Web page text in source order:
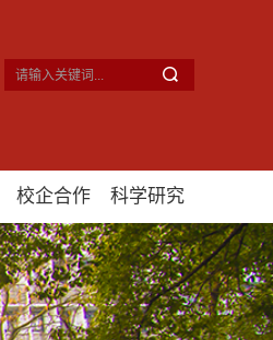
校企合作 科学研究